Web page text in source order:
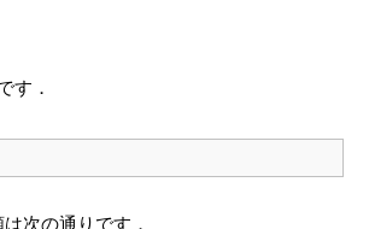
す．
次の通りです．